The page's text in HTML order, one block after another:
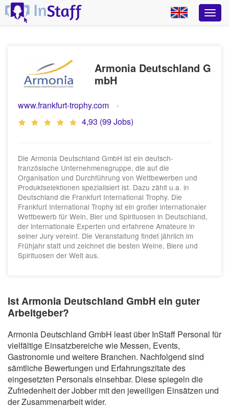
Armonia Deutschland G
mbH
www.frankfurt-trophy.com
4,93 (99 Jobs)
Die Armonia Deutschland GmbH ist ein deutsch-
französische Unternehmensgruppe, die auf die
Organisation und Durchführung von Wettbewerben und
Produktselektionen spezialisiert ist. Dazu zählt u.a. in
Deutschland die Frankfurt International Trophy. Die
Frankfurt International Trophy ist ein großer internationaler
Wettbewerb für Wein, Bier und Spirituosen in Deutschland,
der internationale Experten und erfahrene Amateure in
seiner Jury vereint. Die Veranstaltung findet jährlich im
Frühjahr statt und zeichnet die besten Weine, Biere und
Spirituosen der Welt aus.
Ist Armonia Deutschland GmbH ein guter
Arbeitgeber?
Armonia Deutschland GmbH least über InStaff Personal für
vielfältige Einsatzbereiche wie Messen, Events,
Gastronomie und weitere Branchen. Nachfolgend sind
sämtliche Bewertungen und Erfahrungszitate des
eingesetzten Personals einsehbar. Diese spiegeln die
Zufriedenheit der Jobber mit den jeweiligen Einsätzen und
der Zusammenarbeit wider.